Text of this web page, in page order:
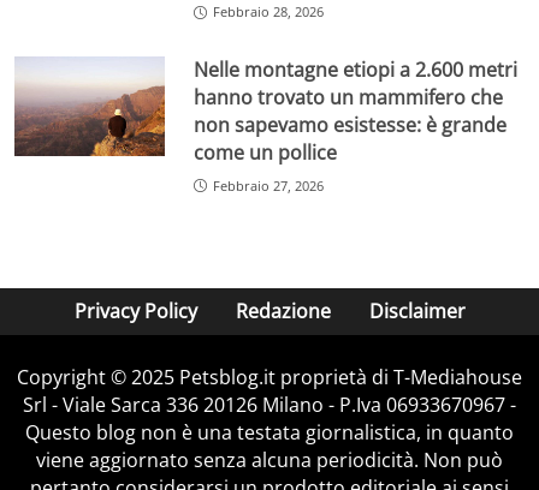
Febbraio 28, 2026
Nelle montagne etiopi a 2.600 metri
hanno trovato un mammifero che
non sapevamo esistesse: è grande
come un pollice
Febbraio 27, 2026
Privacy Policy Redazione Disclaimer
Copyright © 2025 Petsblog.it proprietà di T-Mediahouse
Srl - Viale Sarca 336 20126 Milano - P.Iva 06933670967 -
Questo blog non è una testata giornalistica, in quanto
viene aggiornato senza alcuna periodicità. Non può